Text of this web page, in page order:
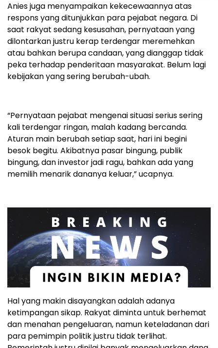
Anies juga menyampaikan kekecewaannya atas
respons yang ditunjukkan para pejabat negara. Di
saat rakyat sedang kesusahan, pernyataan yang
dilontarkan justru kerap terdengar meremehkan
atau bahkan berupa candaan, yang dianggap tidak
peka terhadap penderitaan masyarakat. Belum lagi
kebijakan yang sering berubah-ubah.
“Pernyataan pejabat mengenai situasi serius sering
kali terdengar ringan, malah kadang bercanda.
Aturan main berubah setiap saat, hari ini begini
besok begitu. Akibatnya pasar bingung, publik
bingung, dan investor jadi ragu, bahkan ada yang
memilih menarik dananya keluar,” ucapnya.
Hal yang makin disayangkan adalah adanya
ketimpangan sikap. Rakyat diminta untuk berhemat
dan menahan pengeluaran, namun keteladanan dari
para pemimpin politik justru tidak terlihat.